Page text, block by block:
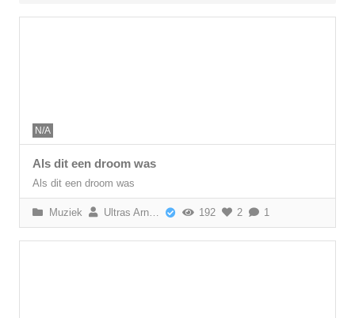
N/A
Als dit een droom was
Als dit een droom was
Muziek Ultras Arnhem 192 2 1